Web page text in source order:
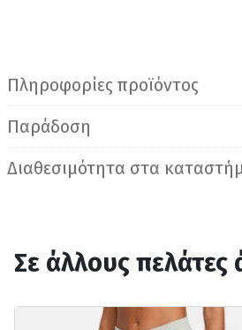
Πληροφορίες προϊόντος
Παράδοση
Διαθεσιμότητα στα
Σε άλλους πελάτες